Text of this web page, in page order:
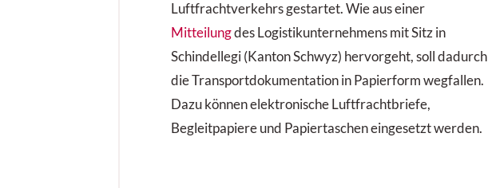
Luftfrachtverkehrs gestartet. Wie aus einer
Mitteilungdes Logistikunternehmens mit Sitz in
Schindellegi (Kanton Schwyz) hervorgeht, soll dadurch
die Transportdokumentation in Papierform wegfallen.
Dazu können elektronische Luftfrachtbriefe,
Begleitpapiere und Papiertaschen eingesetzt werden.